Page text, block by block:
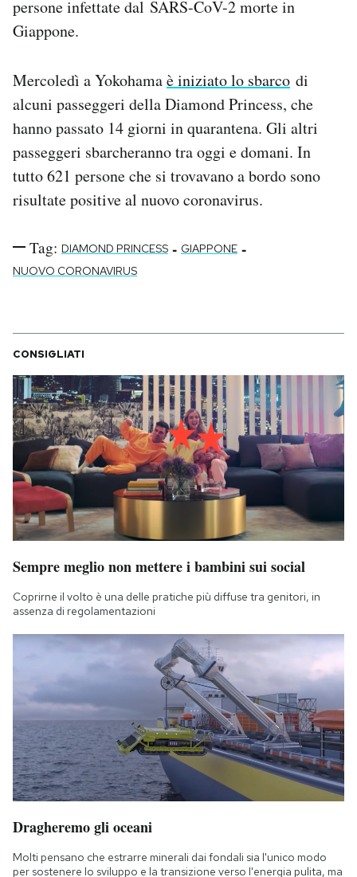
persone infettate dal SARS-CoV-2 morte in
Giappone.
Mercoledì a Yokohamaè iniziato lo sbarco di
alcuni passeggeri della Diamond Princess, che
hanno passato 14 giorni in quarantena. Gli altri
passeggeri sbarcheranno tra oggi e domani. In
tutto 621 persone che si trovavano a bordo sono
risultate positive al nuovo coronavirus.
Tag: DIAMOND PRINCESS - GIAPPONE -
NUOVO CORONAVIRUS
CONSIGLIATI
Sempre meglio non mettere i bambini sui social
Coprirne il volto è una delle pratiche più diffuse tra genitori, in
assenza di regolamentazioni
Dragheremo gli oceani
Molti pensano che estrarre minerali dai fondali sia l'unico modo
per sostenere lo sviluppo e la transizione verso l'energia pulita, ma